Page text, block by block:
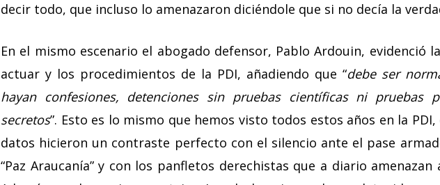
decir todo, que incluso lo amenazaron diciéndole que si no decía la
En el mismo escenario el abogado defensor, Pablo Ardouin, evidenció
actuar y los procedimientos de la PDI, añadiendo que “debe ser
hayan confesiones, detenciones sin pruebas científicas ni pruebas
secretos”. Esto es lo mismo que hemos visto todos estos años en la
datos hicieron un contraste perfecto con el silencio ante el pase
“Paz Araucanía” y con los panfletos derechistas que a diario